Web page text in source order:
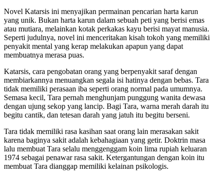
Novel Katarsis ini menyajikan permainan pencarian harta karun
yang unik. Bukan harta karun dalam sebuah peti yang berisi emas
atau mutiara, melainkan kotak perkakas kayu berisi mayat manusia.
Seperti judulnya, novel ini menceritakan kisah tokoh yang memiliki
penyakit mental yang kerap melakukan apapun yang dapat
membuatnya merasa puas.
Katarsis, cara pengobatan orang yang berpenyakit saraf dengan
membiarkannya menuangkan segala isi hatinya dengan bebas. Tara
tidak memiliki perasaan iba seperti orang normal pada umumnya.
Semasa kecil, Tara pernah menghunjam punggung wanita dewasa
dengan ujung sekop yang lancip. Bagi Tara, warna merah darah itu
begitu cantik, dan tetesan darah yang jatuh itu begitu berseni.
Tara tidak memiliki rasa kasihan saat orang lain merasakan sakit
karena baginya sakit adalah kebahagiaan yang getir. Doktrin masa
lalu membuat Tara selalu menggenggam koin lima rupiah keluaran
1974 sebagai penawar rasa sakit. Ketergantungan dengan koin itu
membuat Tara dianggap memiliki kelainan psikologis.